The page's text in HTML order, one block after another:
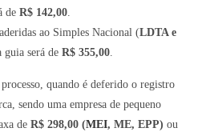
deR$ 142,00.
ao Simples Nacional (LDTA e
guia será deR$ 355,00.
quando é deferido o registro
sendo uma empresa de pequeno
deR$ 298,00 (MEI, ME, EPP) ou